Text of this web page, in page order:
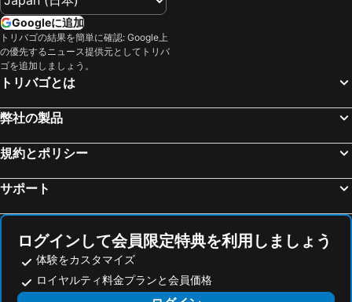
Tabist Takamatsu Pearl Hotel
スーパーホテル高松禁煙館
HOTEL R9 The Yard Sakaide
ゴールデンタイム高松
坂出プラザホテル
ロイヤル パーク ホテル高松
ホテル サキカ
Tabist Ritsurin Sanso
ルポール讃岐
KANEMITSU CAPITAL HOTEL
Tabist Hotel Kippaku
ビジネスホテル瓦町
Naoshima Cottage
高松パールホテル
Wright Style
皆生温泉
高野山
高知駅
天橋立温泉
三朝温泉
京橋駅
徳島駅
心斎橋
鳥取駅
本町駅
松江駅
伊根の舟屋
福山駅
松山駅
Itsukushima Jinja
Googleに追加
トリバゴの結果を簡単に確認: Google上
の優先するニュース提供元としてトリバ
ゴを追加しましょう。
トリバゴとは
弊社の製品
規約とポリシー
サポート
ログインして会員限定特典を利用しましょう
体験をカスタマイズ
ロイヤルティ料金プランと会員価格